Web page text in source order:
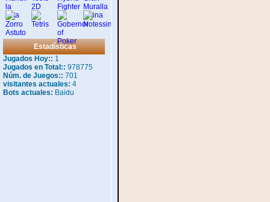
Estadísticas
Jugados Hoy:: 1
Jugados en Total:: 978775
Núm. de Juegos:: 701
visitantes actuales: 4
Bots actuales: Baidu